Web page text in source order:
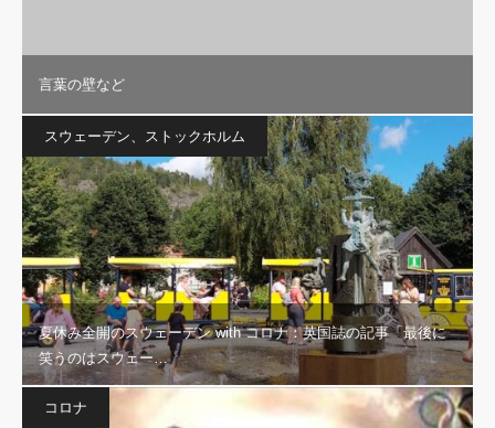
言葉の壁など
スウェーデン、ストックホルム
夏休み全開のスウェーデン with コロナ：英国誌の記事「最後に
笑うのはスウェー…
コロナ